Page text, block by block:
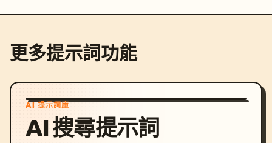
更多提示詞功能
AI 提示詞庫
AI 搜尋提示詞